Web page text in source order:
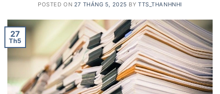
POSTED ON 27 THÁNG 5, 2025 BYTTS_THANHNHI
27
Th5